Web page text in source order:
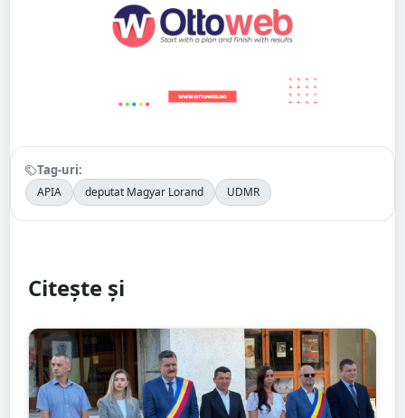
Tag-uri:
APIA deputat Magyar Lorand UDMR
Citește și